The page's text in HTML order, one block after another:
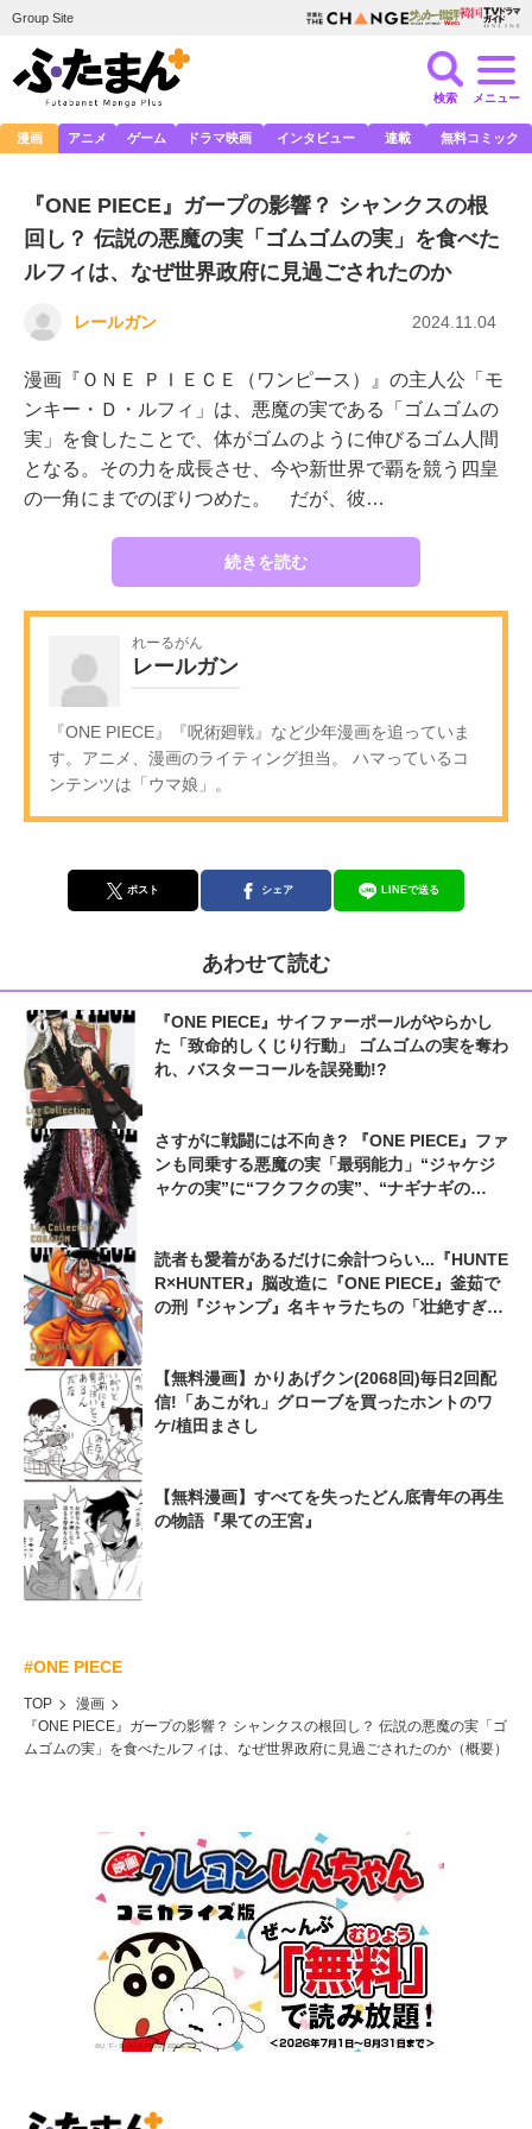
Group Site
検索 メニュー
漫画 アニメ ゲーム ドラマ映画 インタビュー 連載 無料コミック
『ONE PIECE』ガープの影響？ シャンクスの根
回し？ 伝説の悪魔の実「ゴムゴムの実」を食べた
ルフィは、なぜ世界政府に見過ごされたのか
レールガン 2024.11.04
漫画『ＯＮＥ ＰＩＥＣＥ（ワンピース）』の主人公「モ
ンキー・Ｄ・ルフィ」は、悪魔の実である「ゴムゴムの
実」を食したことで、体がゴムのように伸びるゴム人間
となる。その力を成長させ、今や新世界で覇を競う四皇
の一角にまでのぼりつめた。 だが、彼…
続きを読む
れーるがん
レールガン
『ONE PIECE』『呪術廻戦』など少年漫画を追っていま
す。アニメ、漫画のライティング担当。 ハマっているコ
ンテンツは「ウマ娘」。
ポスト シェア LINEで送る
あわせて読む
『ONE PIECE』サイファーポールがやらかし
た「致命的しくじり行動」 ゴムゴムの実を奪わ
れ、バスターコールを誤発動!?
さすがに戦闘には不向き? 『ONE PIECE』ファ
ンも同乗する悪魔の実「最弱能力」“ジャケジ
ャケの実”に“フクフクの実”、“ナギナギの
読者も愛着があるだけに余計つらい...『HUNTE
R×HUNTER』脳改造に『ONE PIECE』釜茹で
の刑『ジャンプ』名キャラたちの「壮絶すぎる
【無料漫画】かりあげクン(2068回)毎日2回配
信!「あこがれ」グローブを買ったホントのワ
ケ/植田まさし
【無料漫画】すべてを失ったどん底青年の再生
の物語『果ての王宮』
#ONE PIECE
TOP
漫画
『ONE PIECE』ガープの影響？ シャンクスの根回し？ 伝説の悪魔の実「ゴ
ムゴムの実」を食べたルフィは、なぜ世界政府に見過ごされたのか（概要）